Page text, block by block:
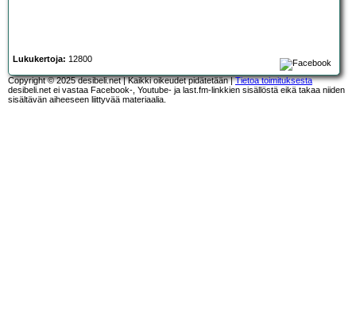
Lukukertoja: 12800
Copyright © 2025 desibeli.net | Kaikki oikeudet pidätetään |Tietoa toimituksesta
desibeli.net ei vastaa Facebook-, Youtube- ja last.fm-linkkien sisällöstä eikä takaa niiden
sisältävän aiheeseen liittyvää materiaalia.